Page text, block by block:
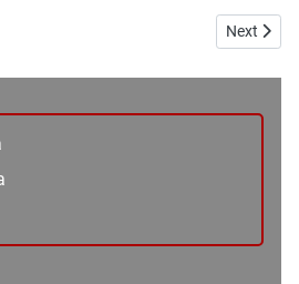
- Nomadland de Chloé Zhao -
Next
Next